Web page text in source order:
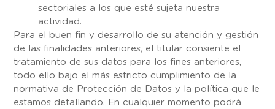
sectoriales a los que esté sujeta nuestra
actividad.
Para el buen fin y desarrollo de su atención y gestión
de las finalidades anteriores, el titular consiente el
tratamiento de sus datos para los fines anteriores,
todo ello bajo el más estricto cumplimiento de la
normativa de Protección de Datos y la política que le
estamos detallando. En cualquier momento podrá